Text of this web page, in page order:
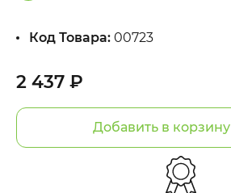
2 437 ₽
Добавить в корзину
Код Товара: 00723